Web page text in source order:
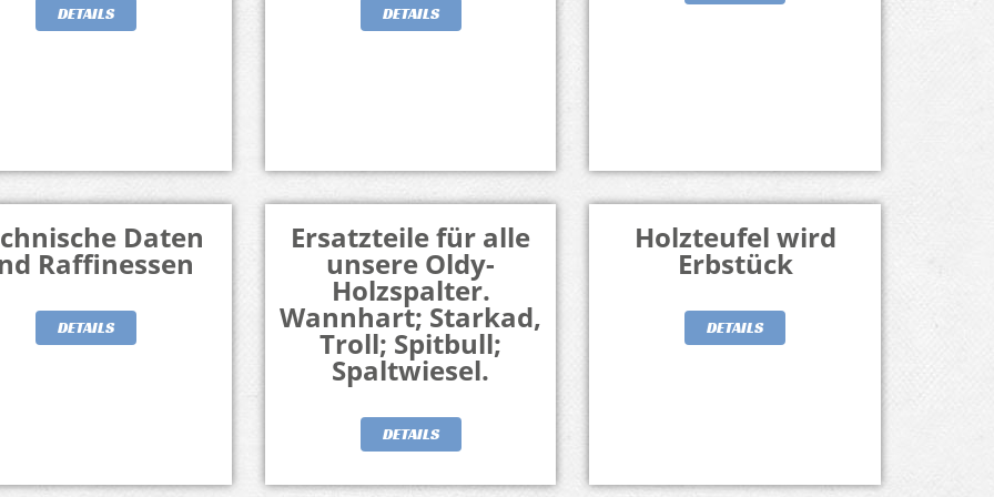
DETAILS DETAILS
Daten
Raffinessen
DETAILS
Ersatzteile für alle
unsere Oldy-
Holzspalter.
Wannhart; Starkad,
Troll; Spitbull;
Spaltwiesel.
DETAILS
Holzteufel wird
Erbstück
DETAILS